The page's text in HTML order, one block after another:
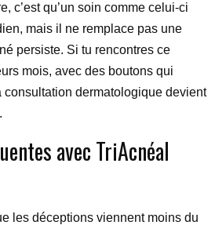
c’est qu’un soin comme celui-ci
mais il ne remplace pas une
persiste. Si tu rencontres ce
mois, avec des boutons qui
consultation dermatologique devient
avec TriAcnéal
les déceptions viennent moins du